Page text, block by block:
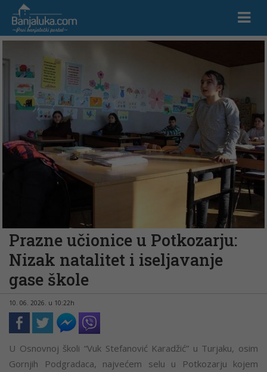
Prazne učionice u Potkozarju:
Nizak natalitet i iseljavanje
gase škole
10. 06. 2026. u 10:22h
U Osnovnoj školi “Vuk Stefanović Karadžić” u Turjaku, osim
Gornjih Podgradaca, najvećem selu u Potkozarju kojem